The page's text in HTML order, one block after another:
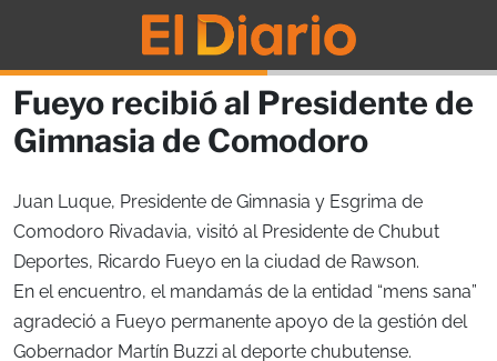
Fueyo recibió al Presidente de
Gimnasia de Comodoro
Juan Luque, Presidente de Gimnasia y Esgrima de
Comodoro Rivadavia, visitó al Presidente de Chubut
Deportes, Ricardo Fueyo en la ciudad de Rawson.
En el encuentro, el mandamás de la entidad “mens sana”
agradeció a Fueyo permanente apoyo de la gestión del
Gobernador Martín Buzzi al deporte chubutense.